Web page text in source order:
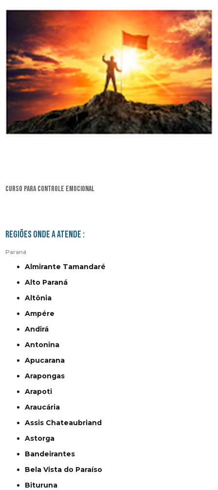
curso para controle emocional
Regiões onde a atende :
Paraná
Almirante Tamandaré
Alto Paraná
Altônia
Ampére
Andirá
Antonina
Apucarana
Arapongas
Arapoti
Araucária
Assis Chateaubriand
Astorga
Bandeirantes
Bela Vista do Paraíso
Bituruna